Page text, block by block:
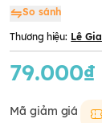
So sánh
Thương hiệu: Lê Gia
79.000₫
Mã giảm giá